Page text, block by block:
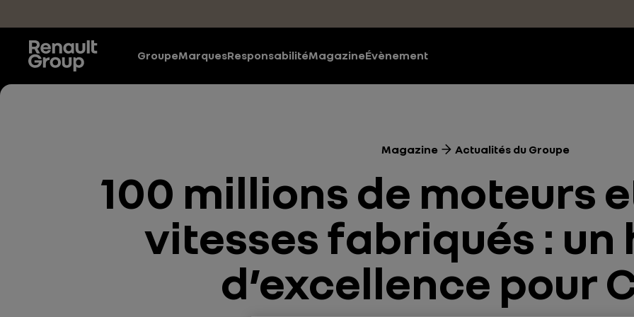
GroupeMarquesResponsabilitéMagazineÉvènement
Magazine Actualités du Groupe
100 millions de moteurs
vitesses fabriqués :
d’excellence pour